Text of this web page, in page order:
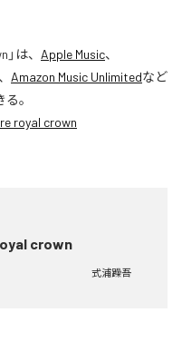
」は、 Apple Music、
、 Amazon Music Unlimitedなど
。
royal crown
crown
式浦躁吾